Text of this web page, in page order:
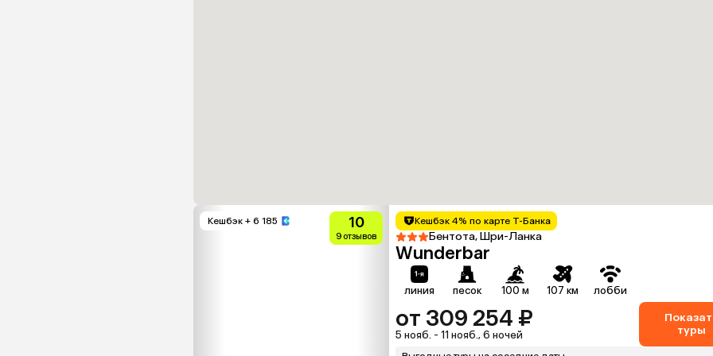
Кешбэк + 6 185 10
9 отзывов
Кешбэк 4% по карте Т-Банка
Бентота, Шри-Ланка
Wunderbar
линия песок 100 м 107 км лобби
от 309 254 ₽
5 нояб. - 11 нояб., 6 ночей
туры